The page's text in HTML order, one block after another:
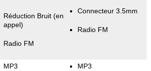
Réduction Bruit (en
appel)
Radio FM
Connecteur 3.5mm
Radio FM
MP3 MP3